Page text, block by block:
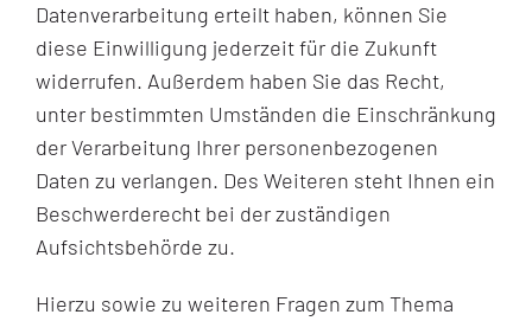
Datenverarbeitung erteilt haben, können Sie
diese Einwilligung jederzeit für die Zukunft
widerrufen. Außerdem haben Sie das Recht,
unter bestimmten Umständen die Einschränkung
der Verarbeitung Ihrer personenbezogenen
Daten zu verlangen. Des Weiteren steht Ihnen ein
Beschwerderecht bei der zuständigen
Aufsichtsbehörde zu.
Hierzu sowie zu weiteren Fragen zum Thema